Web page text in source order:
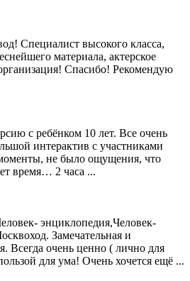
Специалист высокого класса,
материала, актерское
Спасибо! Рекомендую
с ребёнком 10 лет. Все очень
интерактив с участниками
не было ощущения, что
время… 2 часа ...
энциклопедия,Человек-
Замечательная и
Всегда очень ценно ( лично для
для ума! Очень хочется ещё ...